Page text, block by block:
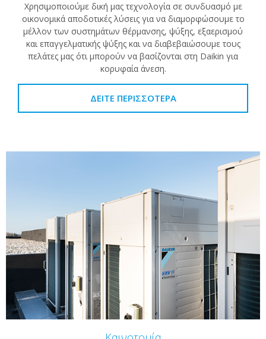
Χρησιμοποιούμε δική μας τεχνολογία σε συνδυασμό με
οικονομικά αποδοτικές λύσεις για να διαμορφώσουμε το
μέλλον των συστημάτων θέρμανσης, ψύξης, εξαερισμού
και επαγγελματικής ψύξης και να διαβεβαιώσουμε τους
πελάτες μας ότι μπορούν να βασίζονται στη Daikin για
κορυφαία άνεση.
ΔΕΊΤΕ ΠΕΡΙΣΣΌΤΕΡΑ